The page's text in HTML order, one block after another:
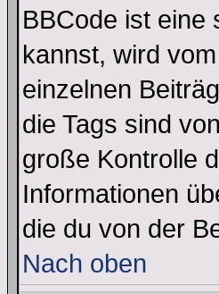
BBCode ist eine
kannst, wird
einzelnen
die Tags sind
große Kontrolle
Informationen
die du von der
Nach oben